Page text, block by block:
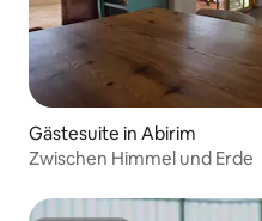
Gästesuite in Abirim
Zwischen Himmel und Erde